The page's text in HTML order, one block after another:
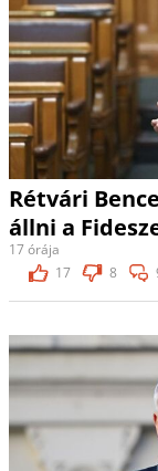
Rétvári
állni a
17 órája
17
8